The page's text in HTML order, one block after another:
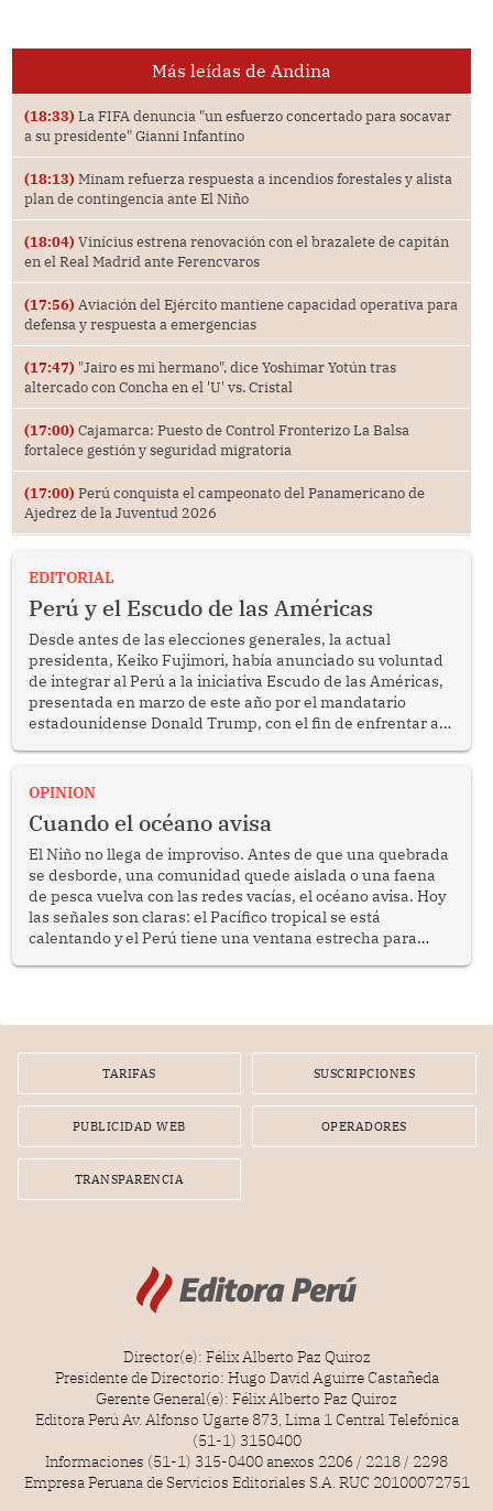
Más leídas de Andina
(18:33) La FIFA denuncia "un esfuerzo concertado para socavar
a su presidente" Gianni Infantino
(18:13) Minam refuerza respuesta a incendios forestales y alista
plan de contingencia ante El Niño
(18:04) Vinícius estrena renovación con el brazalete de capitán
en el Real Madrid ante Ferencvaros
(17:56) Aviación del Ejército mantiene capacidad operativa para
defensa y respuesta a emergencias
(17:47) "Jairo es mi hermano", dice Yoshimar Yotún tras
altercado con Concha en el 'U' vs. Cristal
(17:00) Cajamarca: Puesto de Control Fronterizo La Balsa
fortalece gestión y seguridad migratoria
(17:00) Perú conquista el campeonato del Panamericano de
Ajedrez de la Juventud 2026
EDITORIAL
Perú y el Escudo de las Américas
Desde antes de las elecciones generales, la actual
presidenta, Keiko Fujimori, había anunciado su voluntad
de integrar al Perú a la iniciativa Escudo de las Américas,
presentada en marzo de este año por el mandatario
estadounidense Donald Trump, con el fin de enfrentar al
OPINION
Cuando el océano avisa
El Niño no llega de improviso. Antes de que una quebrada
se desborde, una comunidad quede aislada o una faena
de pesca vuelva con las redes vacías, el océano avisa. Hoy
las señales son claras: el Pacífico tropical se está
calentando y el Perú tiene una ventana estrecha para
TARIFAS SUSCRIPCIONES
PUBLICIDAD WEB OPERADORES
TRANSPARENCIA
Director(e): Félix Alberto Paz Quiroz
Presidente de Directorio: Hugo David Aguirre Castañeda
Gerente General(e): Félix Alberto Paz Quiroz
Editora Perú Av. Alfonso Ugarte 873, Lima 1 Central Telefónica
(51-1) 3150400
Informaciones (51-1) 315-0400 anexos 2206 / 2218 / 2298
Empresa Peruana de Servicios Editoriales S.A. RUC 20100072751